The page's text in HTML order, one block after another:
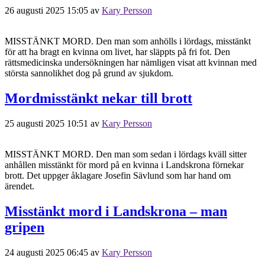
26 augusti 2025 15:05 av Kary Persson
MISSTÄNKT MORD. Den man som anhölls i lördags, misstänkt
för att ha bragt en kvinna om livet, har släppts på fri fot. Den
rättsmedicinska undersökningen har nämligen visat att kvinnan med
största sannolikhet dog på grund av sjukdom.
Mordmisstänkt nekar till brott
25 augusti 2025 10:51 av Kary Persson
MISSTÄNKT MORD. Den man som sedan i lördags kväll sitter
anhållen misstänkt för mord på en kvinna i Landskrona förnekar
brott. Det uppger åklagare Josefin Sävlund som har hand om
ärendet.
Misstänkt mord i Landskrona – man
gripen
24 augusti 2025 06:45 av Kary Persson